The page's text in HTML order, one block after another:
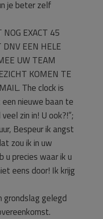
je beter zelf
NOG EXACT 45
EEN HELE
UW TEAM
KOMEN TE
The clock is
nieuwe baan te
zin in! U ook?!”;
Bespeur ik angst
zou ik in uw
u precies waar ik u
eens door! Ik krijg
grondslag gelegd